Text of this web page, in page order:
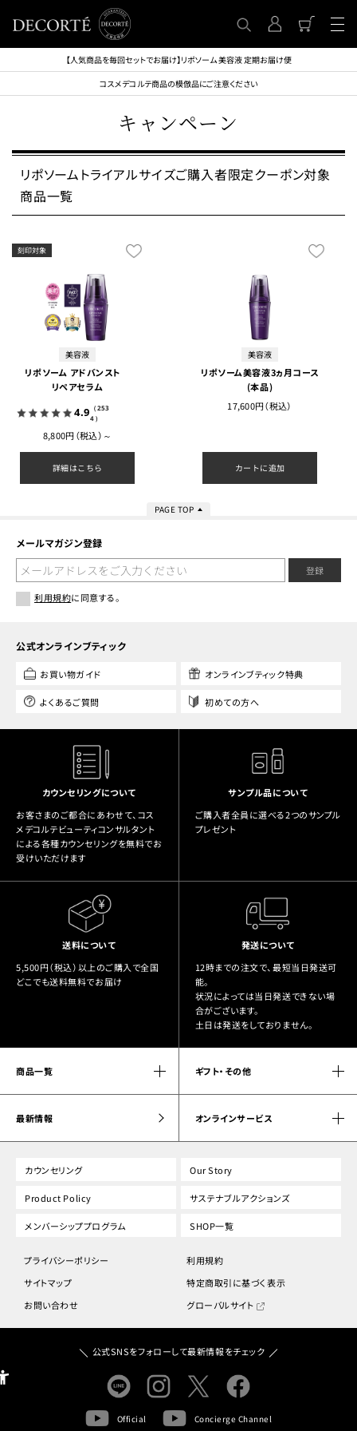
【人気商品を毎回セットでお届け】リポソーム 美容液 定期お届け便
コスメデコルテ商品の模倣品にご注意ください
キャンペーン
リポソームトライアルサイズご購入者限定クーポン対象
商品一覧
美容液
リポソーム アドバンスト
リペアセラム
4.9 （253
4）
8,800円（税込）～
詳細はこちら
美容液
リポソーム美容液3ヵ月コース
(本品)
17,600円（税込）
カートに追加
PAGE TOP
メールマガジン登録
登録
利用規約に同意する。
公式オンラインブティック
お買い物ガイド オンラインブティック特典
よくあるご質問 初めての方へ
カウンセリングについて
お客さまのご都合にあわせて、コス
メデコルテビューティコンサルタント
による各種カウンセリングを無料でお
受けいただけます
サンプル品について
ご購入者全員に選べる2つのサンプル
プレゼント
送料について
5,500円（税込）以上のご購入で全国
どこでも送料無料でお届け
発送について
12時までの注文で、最短当日発送可
能。
状況によっては当日発送できない場
合がございます。
土日は発送をしておりません。
商品一覧 ギフト・その他
最新情報 オンラインサービス
カウンセリング Our Story
Product Policy サステナブルアクションズ
メンバーシッププログラム SHOP一覧
プライバシーポリシー
利用規約
サイトマップ
特定商取引に基づく表示
お問い合わせ
グローバルサイト
公式SNSをフォローして最新情報をチェック
Official Concierge Channel